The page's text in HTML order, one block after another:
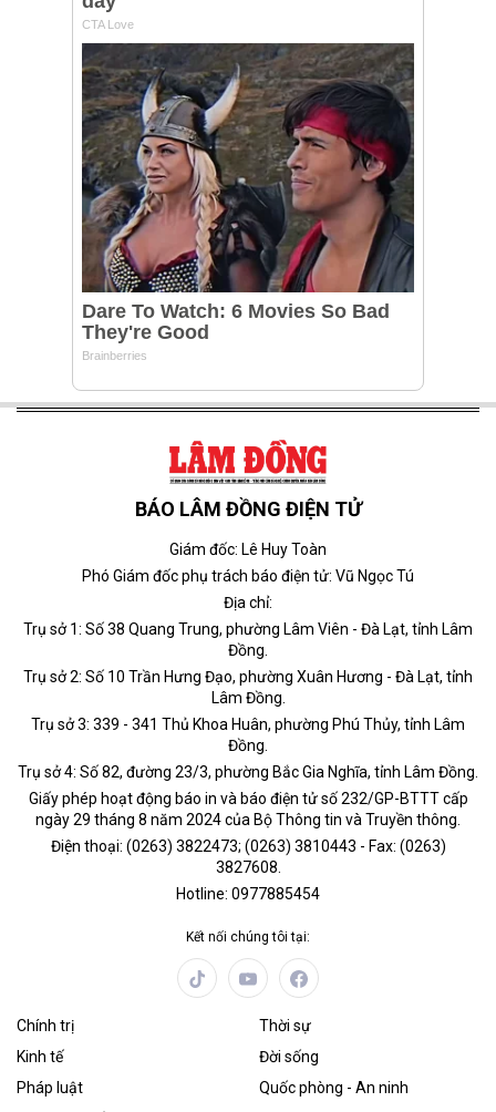
BÁO LÂM ĐỒNG ĐIỆN TỬ
Giám đốc: Lê Huy Toàn
Phó Giám đốc phụ trách báo điện tử: Vũ Ngọc Tú
Địa chỉ:
Trụ sở 1: Số 38 Quang Trung, phường Lâm Viên - Đà Lạt, tỉnh Lâm
Đồng.
Trụ sở 2: Số 10 Trần Hưng Đạo, phường Xuân Hương - Đà Lạt, tỉnh
Lâm Đồng.
Trụ sở 3: 339 - 341 Thủ Khoa Huân, phường Phú Thủy, tỉnh Lâm
Đồng.
Trụ sở 4: Số 82, đường 23/3, phường Bắc Gia Nghĩa, tỉnh Lâm Đồng.
Giấy phép hoạt động báo in và báo điện tử số 232/GP-BTTT cấp
ngày 29 tháng 8 năm 2024 của Bộ Thông tin và Truyền thông.
Điện thoại: (0263) 3822473; (0263) 3810443 - Fax: (0263)
3827608.
Hotline: 0977885454
Kết nối chúng tôi tại:
Chính trị
Thời sự
Kinh tế
Đời sống
Pháp luật
Quốc phòng - An ninh